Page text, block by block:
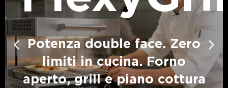
Potenza double face. Zero
limiti in cucina. Forno
aperto, grill e piano cottura